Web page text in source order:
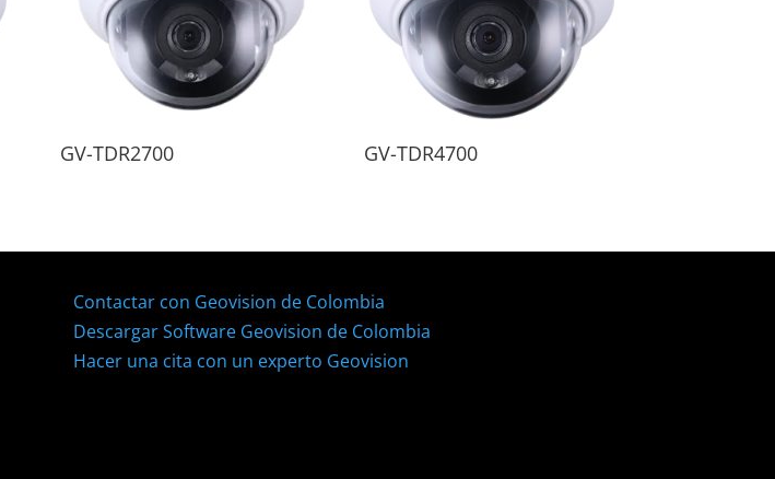
GV-TDR2700 GV-TDR4700
Contactar con Geovision de Colombia
Descargar Software Geovision de Colombia
Hacer una cita con un experto Geovision